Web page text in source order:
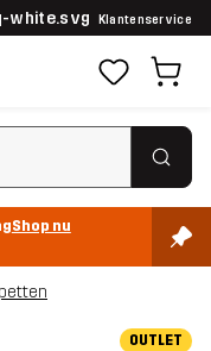
Klantenservice
Shop nu
OUTLET